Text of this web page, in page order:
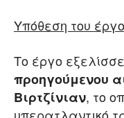
Υπόθεση του
Το έργο
προηγούμενου
Βιρτζίνιαν, το